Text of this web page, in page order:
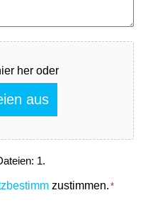
her oder
aus
1.
zustimmen. *